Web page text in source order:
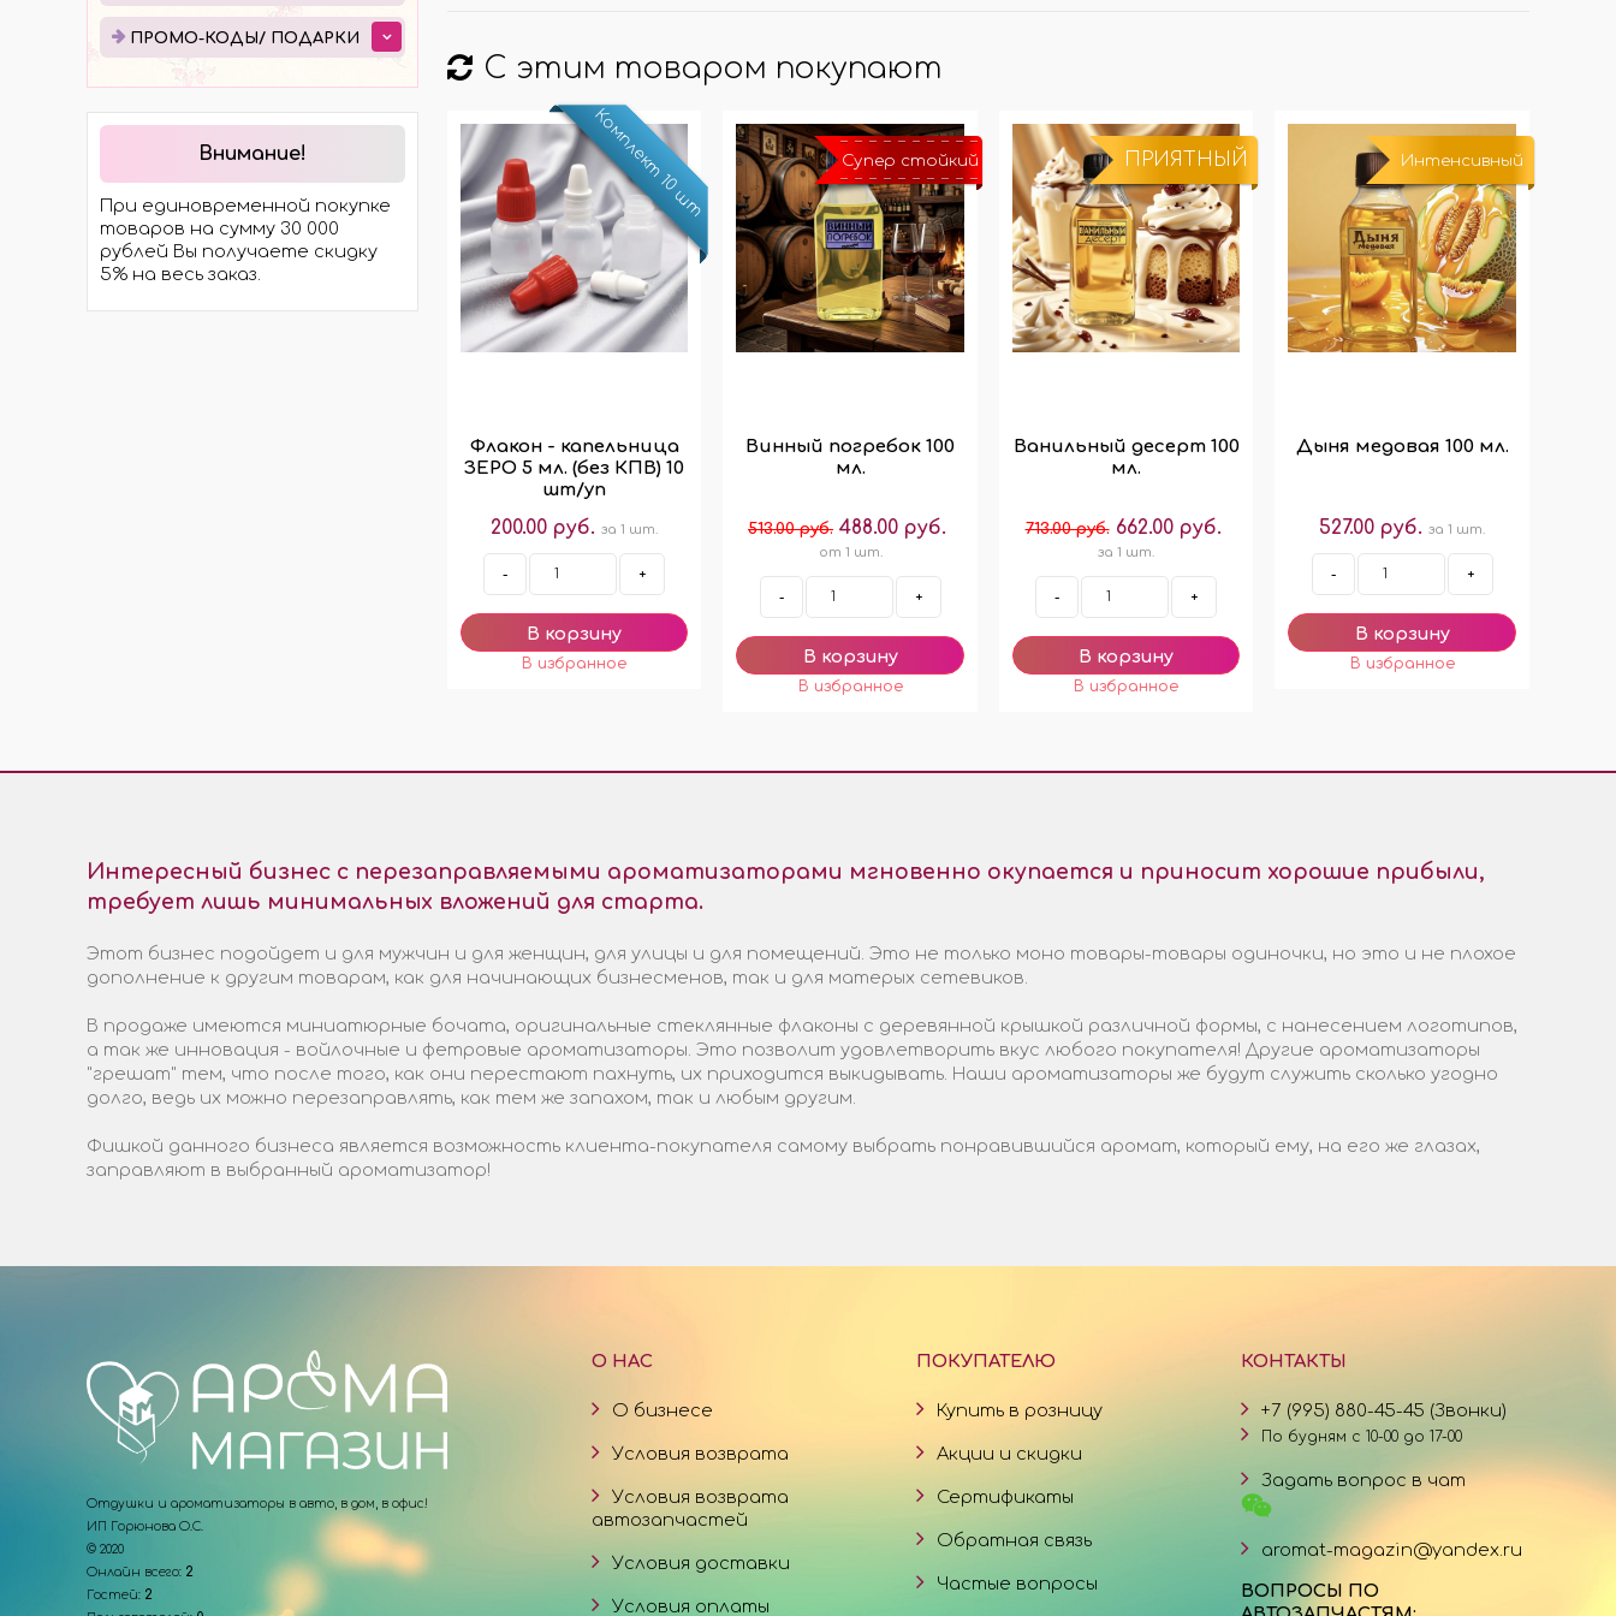
ЭЛЕКТРОТРАНСПОРТА
МОСТЫ
ХОДОВАЯ ЧАСТЬ
ЭЛЕКТРОМОТОРЫ И
КОМПЛЕКТЫ
ГИДРАВЛИКА
КОЛЁСА И ШИНЫ
ПОДАРКИ(при заказе от 10 000 ₽)
С этим товаром покупают
Комплект 10 шт
Флакон - капельница
ЗЕРО 5 мл. (без КПВ) 10
шт/уп
200.00 руб. за 1 шт.
- +
Супер стойкий
Винный погребок 100
мл.
513.00 руб. 488.00 руб.
от 1 шт.
- +
ПРИЯТНЫЙ
Ванильный десерт 100
мл.
713.00 руб. 662.00 руб.
за 1 шт.
- +
Интенсивный
Дыня медовая 100 мл.
527.00 руб. за 1 шт.
- +
ПРОМО-КОДЫ/ ПОДАРКИ
Внимание!
При единовременной покупке
товаров на сумму 30 000
рублей Вы получаете скидку
5% на весь заказ.
Интересный бизнес с перезаправляемыми ароматизаторами мгновенно окупается и приносит хорошие прибыли,
требует лишь минимальных вложений для старта.
Этот бизнес подойдет и для мужчин и для женщин, для улицы и для помещений. Это не только моно товары-товары одиночки, но это и не плохое
дополнение к другим товарам, как для начинающих бизнесменов, так и для матерых сетевиков.
В продаже имеются миниатюрные бочата, оригинальные стеклянные флаконы с деревянной крышкой различной формы, с нанесением логотипов,
а так же инновация - войлочные и фетровые ароматизаторы. Это позволит удовлетворить вкус любого покупателя! Другие ароматизаторы
"грешат" тем, что после того, как они перестают пахнуть, их приходится выкидывать. Наши ароматизаторы же будут служить сколько угодно
долго, ведь их можно перезаправлять, как тем же запахом, так и любым другим.
Фишкой данного бизнеса является возможность клиента-покупателя самому выбрать понравившийся аромат, который ему, на его же глазах,
заправляют в выбранный ароматизатор!
Отдушки и ароматизаторы в авто, в дом, в офис!
ИП Горюнова О.С.
© 2020
Онлайн всего: 2
Гостей: 2
О НАС
О бизнесе
Условия возврата
Условия возврата
автозапчастей
Условия доставки
Условия оплаты
ПОКУПАТЕЛЮ
Купить в розницу
Акции и скидки
Сертификаты
Обратная связь
Частые вопросы
КОНТАКТЫ
+7 (995) 880-45-45 (Звонки)
По будням с 10-00 до 17-00
Задать вопрос в чат
aromat-magazin@yandex.ru
ВОПРОСЫ ПО